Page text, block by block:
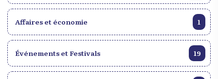
Affaires et économie 1
Événements et Festivals 19